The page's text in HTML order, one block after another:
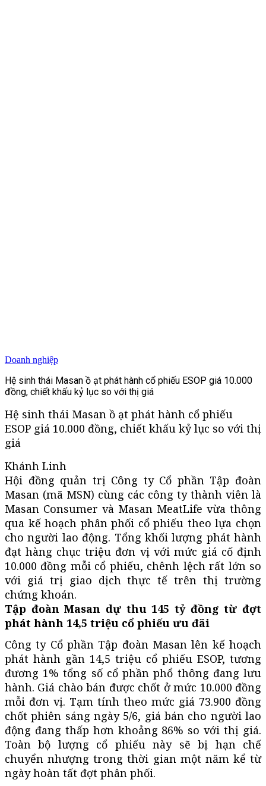
Doanh nghiệp
Hệ sinh thái Masan ồ ạt phát hành cổ phiếu ESOP giá 10.000
đồng, chiết khấu kỷ lục so với thị giá
Hệ sinh thái Masan ồ ạt phát hành cổ phiếu
ESOP giá 10.000 đồng, chiết khấu kỷ lục so với thị
giá
Khánh Linh
Hội đồng quản trị Công ty Cổ phần Tập đoàn
Masan (mã MSN) cùng các công ty thành viên là
Masan Consumer và Masan MeatLife vừa thông
qua kế hoạch phân phối cổ phiếu theo lựa chọn
cho người lao động. Tổng khối lượng phát hành
đạt hàng chục triệu đơn vị với mức giá cố định
10.000 đồng mỗi cổ phiếu, chênh lệch rất lớn so
với giá trị giao dịch thực tế trên thị trường
chứng khoán.
Tập đoàn Masan dự thu 145 tỷ đồng từ đợt
phát hành 14,5 triệu cổ phiếu ưu đãi
Công ty Cổ phần Tập đoàn Masan lên kế hoạch
phát hành gần 14,5 triệu cổ phiếu ESOP, tương
đương 1% tổng số cổ phần phổ thông đang lưu
hành. Giá chào bán được chốt ở mức 10.000 đồng
mỗi đơn vị. Tạm tính theo mức giá 73.900 đồng
chốt phiên sáng ngày 5/6, giá bán cho người lao
động đang thấp hơn khoảng 86% so với thị giá.
Toàn bộ lượng cổ phiếu này sẽ bị hạn chế
chuyển nhượng trong thời gian một năm kể từ
ngày hoàn tất đợt phân phối.